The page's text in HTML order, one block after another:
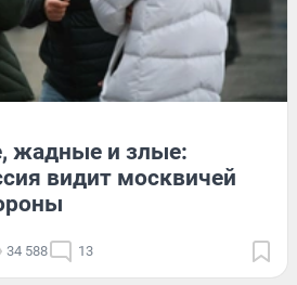
жадные и злые:
видит москвичей
34 588 13